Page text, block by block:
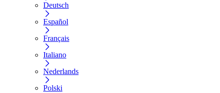
Deutsch
Español
Français
Italiano
Nederlands
Polski